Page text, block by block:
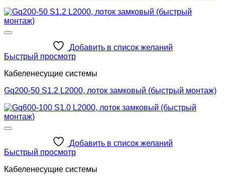
Добавить в список желаний
Быстрый просмотр
Кабеленесущие системы
Gq200-50 S1.2 L2000, лоток замковый (быстрый монтаж)
Добавить в список желаний
Быстрый просмотр
Кабеленесущие системы